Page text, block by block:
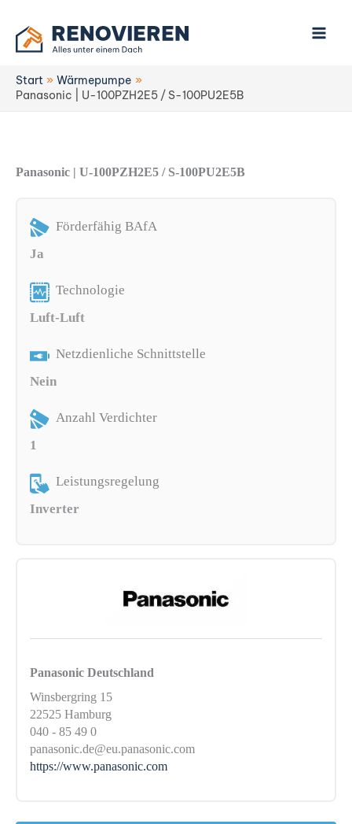
Inhalt
springen
Start
Wärmepumpe
Panasonic | U-100PZH2E5 / S-100PU2E5B
Panasonic | U-100PZH2E5 / S-100PU2E5B
Förderfähig BAfA
Ja
Technologie
Luft-Luft
Netzdienliche Schnittstelle
Nein
Anzahl Verdichter
1
Leistungsregelung
Inverter
Panasonic Deutschland
Winsbergring 15
22525 Hamburg
040 - 85 49 0
panasonic.de@eu.panasonic.com
https://www.panasonic.com